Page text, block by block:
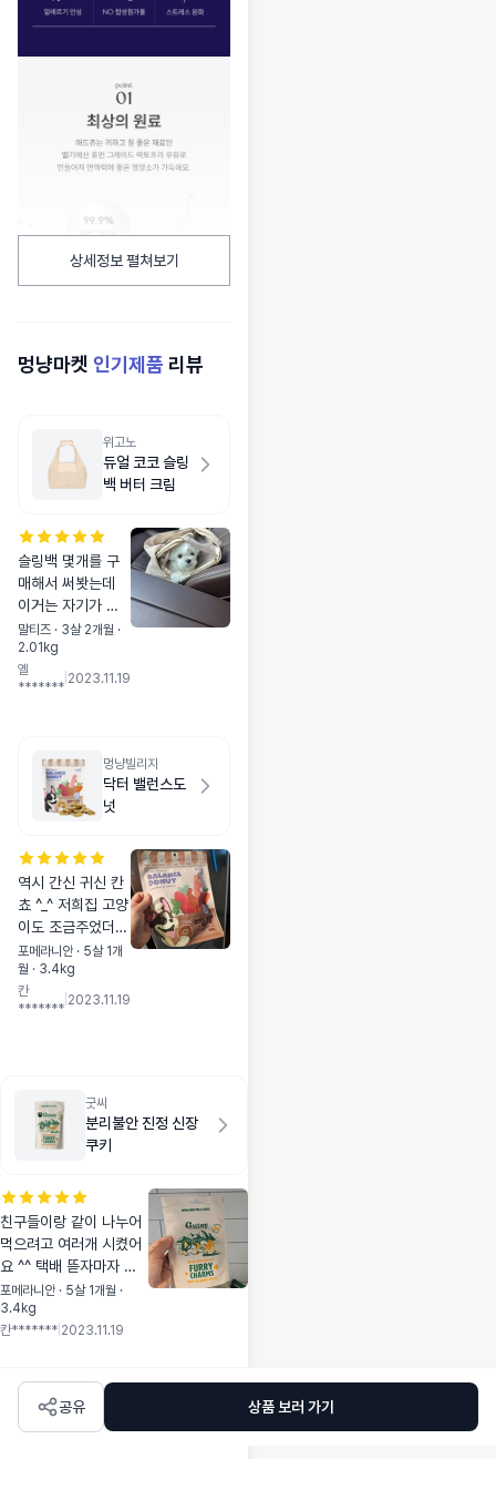
상세정보 펼쳐보기
멍냥마켓 인기제품 리뷰
위고노
듀얼 코코 슬링
백 버터 크림
슬링백 몇개를 구
매해서 써봣는데
이거는 자기가 들
어가서 눕기도하고
편안한지 잠까지
잘 자요!
말티즈 · 3살 2개월 ·
2.01kg
옐
*******
2023.11.19
멍냥빌리지
닥터 밸런스도
넛
역시 간신 귀신 칸
쵸 ^_^ 저희집 고양
이도 조금주었더니
잘먹었습니다 너무
딱딱하지 않아서
좋았어요
포메라니안 · 5살 1개
월 · 3.4kg
칸
*******
2023.11.19
굿씨
분리불안 진정 신장
쿠키
친구들이랑 같이 나누어
먹으려고 여러개 시켰어
요 ^^ 택배 뜯자마자 자
기건지 알고 ㅋㅋㅋ 냄새
킁킁 맛있게 잘 먹었어요
^^ 멍냠보감 감사합니다
포메라니안 · 5살 1개월 ·
3.4kg
칸******* 2023.11.19
공유 상품 보러 가기